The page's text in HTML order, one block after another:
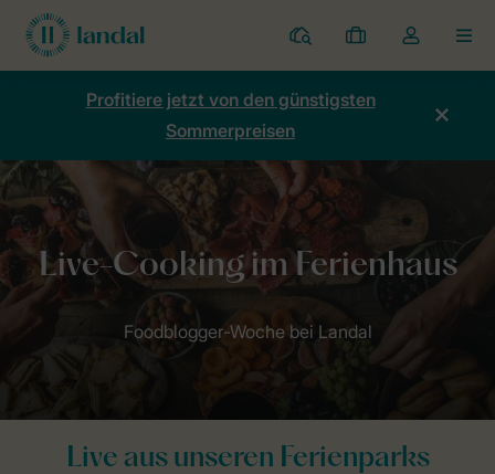
Ferienparks
Meine
Buchungen
Dropdown-
Menü
Kontos
Profitiere jetzt von den günstigsten
Sommerpreisen
Home Die Landal-Welt Park Stories
Live aus unseren Ferienparks